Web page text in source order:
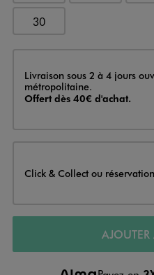
30
Livraison
Livraison sous 2 à 4 jours
métropolitaine.
Offert dès 40€ d'achat.
Click & Collect ou